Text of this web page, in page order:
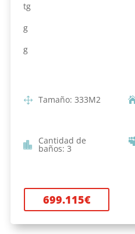
tg
g
g
Tamaño: 333M2
Cantidad de
baños: 3
699.115€